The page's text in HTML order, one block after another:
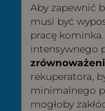
Aby zapewnić
musi być
pracę
intensywnego
rekuperatora,
minimalnego
mogłoby